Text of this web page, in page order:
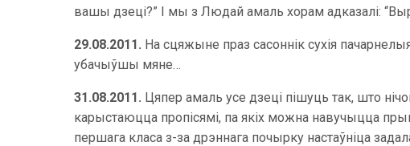
вашы дзеці?” І мы з Людай амаль хорам адказалі:
29.08.2011. На сцяжыне праз сасоннік сухія
убачыўшы мяне…
31.08.2011. Цяпер амаль усе дзеці пішуць так, што
карыстаюцца пропісямі, па якіх можна навучыцца
першага класа з-за дрэннага почырку настаўніца